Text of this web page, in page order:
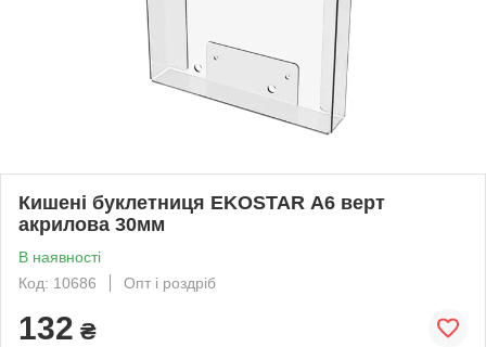
Кишені буклетниця EKOSTAR А6 верт
акрилова 30мм
В наявності
Код: 10686
Опт і роздріб
132 ₴